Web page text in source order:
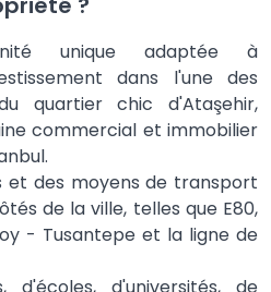
unique adaptée à
dans l'une des
quartier chic d'Ataşehir,
commercial et immobilier
et des moyens de transport
de la ville, telles que E80,
- Tusantepe et la ligne de